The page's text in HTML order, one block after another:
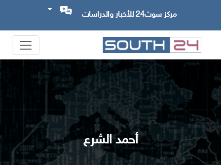
مركز سوث24 للأخبار والدراسات
أحمد الشرع